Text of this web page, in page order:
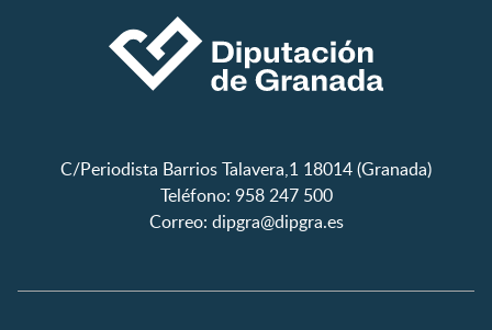
C/Periodista Barrios Talavera,1 18014 (Granada)
Teléfono: 958 247 500
Correo: dipgra@dipgra.es